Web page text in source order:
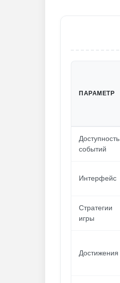
ПАРАМЕТР
Доступность
событий
Интерфейс
Стратегии
игры
Достижения